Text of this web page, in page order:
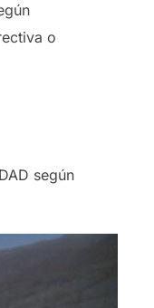
o
según